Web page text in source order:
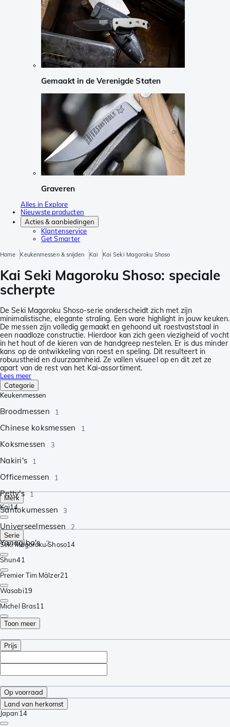
Gemaakt in de Verenigde Staten
Graveren
Alles in Explore
Nieuwste producten
Acties & aanbiedingen
Klantenservice
Get Smarter
Home Keukenmessen & snijden Kai Kai Seki Magoroku Shoso
Kai Seki Magoroku Shoso: speciale
scherpte
De Seki Magoroku Shoso-serie onderscheidt zich met zijn
minimalistische, elegante straling. Een ware highlight in jouw keuken.
De messen zijn volledig gemaakt en gehoond uit roestvaststaal in
een naadloze constructie. Hierdoor kan zich geen viezigheid of vocht
in het hout of de kieren van de handgreep nestelen. Er is dus minder
kans op de ontwikkeling van roest en speling. Dit resulteert in
robuustheid en duurzaamheid. Ze vallen visueel op en dit zet ze
apart van de rest van het Kai-assortiment.
Lees meer
Categorie
Keukenmessen
Broodmessen 1
Chinese koksmessen 1
Koksmessen 3
Nakiri's 1
Officemessen 1
Petty's 1
Santokumessen 3
Universeelmessen 2
Yanagiba's 2
Merk
Kai14
Serie
Seki Magoroku Shoso14
Shun41
Premier Tim Mälzer21
Wasabi19
Michel Bras11
Toon meer
Prijs
Op voorraad
Land van herkomst
Japan14